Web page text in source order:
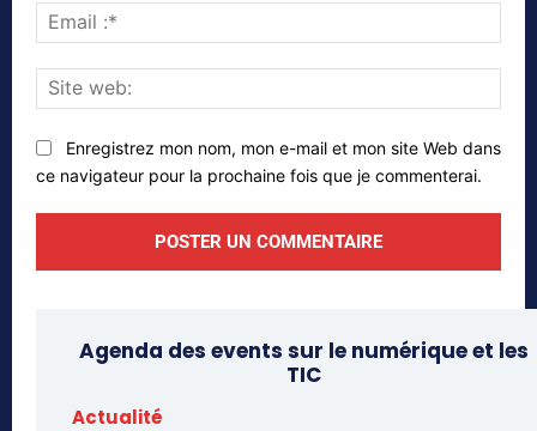
:*
web:
Enregistrez mon nom, mon e-mail et mon site Web dans
ce navigateur pour la prochaine fois que je commenterai.
Agenda des events sur le numérique et les
TIC
Actualité